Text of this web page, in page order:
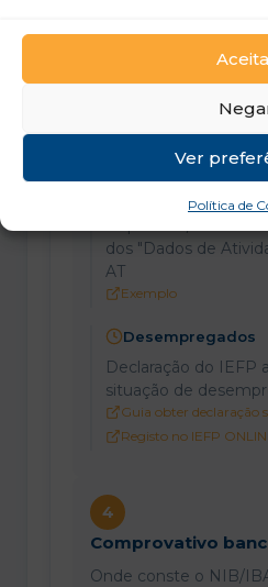
Ver
Política de
Modelo
(Deve conter:
da semana, hora
morada local de
timbrado carimbada
Ativos
dos "Dados de
AT
Exemplo
Desempregados
Declaração do IEFP
situação de
Guia obter declaração
Registo no IEFP
4
Comprovativo
Onde conste o NIB/